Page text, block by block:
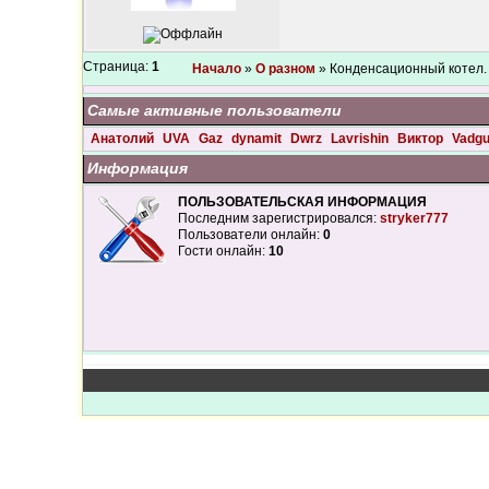
Страница: 1 Начало » О разном » Конденсационный котел.
Самые активные пользователи
Анатолий UVA Gaz dynamit Dwrz Lavrishin Виктор
Информация
ПОЛЬЗОВАТЕЛЬСКАЯ ИНФОРМАЦИЯ
Последним зарегистрировался: stryker777
Пользователи онлайн: 0
Гости онлайн: 10